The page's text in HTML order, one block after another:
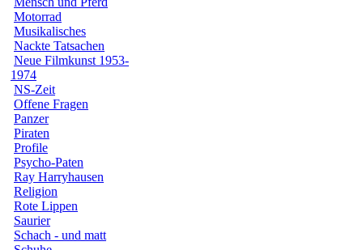
Motorrad
Musikalisches
Nackte Tatsachen
Neue Filmkunst 1953-
1974
NS-Zeit
Offene Fragen
Panzer
Piraten
Profile
Psycho-Paten
Ray Harryhausen
Religion
Rote Lippen
Saurier
Schach - und matt